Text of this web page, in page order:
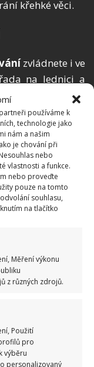
používáme k
technologie jako
nám a našim
je chování při
nebo
vlastnosti a funkce.
nebo proveďte
pouze na tomto
souhlasu,
na tlačítko
Měření výkonu
z různých zdrojů.
Použití
pro
výběru
personalizovaný
křehké věci.
zvládnete i ve
na lednici a
Neplánujete-li
se, že máte
se bude i
auta toho příliš
na stěhování
tak případným
více, který
organizace vám
času . Nejdříve
umístit. S tímto
do kterého
oblečení na